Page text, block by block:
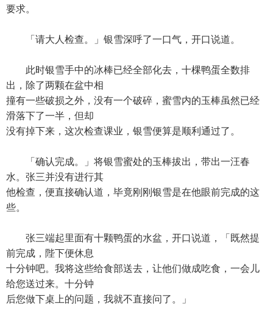
要求。
「请大人检查。」银雪深呼了一口气，开口说道。
此时银雪手中的冰棒已经全部化去，十棵鸭蛋全数排
出，除了两颗在盆中相
撞有一些破损之外，没有一个破碎，蜜雪内的玉棒虽然已经
滑落下了一半，但却
没有掉下来，这次检查课业，银雪便算是顺利通过了。
「确认完成。」将银雪蜜处的玉棒拔出，带出一汪春
水。张三并没有进行其
他检查，便直接确认道，毕竟刚刚银雪是在他眼前完成的这
些。
张三端起里面有十颗鸭蛋的水盆，开口说道，「既然提
前完成，陛下便休息
十分钟吧。我将这些给食部送去，让他们做成吃食，一会儿
给您送过来。十分钟
后您做下桌上的问题，我就不直接问了。」